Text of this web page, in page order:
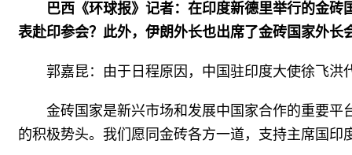
巴西《环球报》记者：在印度新德里举行的金
表赴印参会？此外，伊朗外长也出席了金砖国家外
郭嘉昆：由于日程原因，中国驻印度大使徐飞
金砖国家是新兴市场和发展中国家合作的重要
的积极势头。我们愿同金砖各方一道，支持主席国印